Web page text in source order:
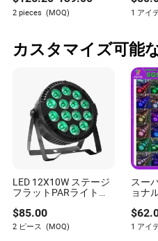
ーザーライトクラブバ
ーイベントレーザーラ
2 pieces (MOQ)
ケデ
グ
1 アイ
カスタマイズ可能
LED 12X10W ステージ
フラットPARライト
コパーティーウェディ
ング用
$85.00
2 ピース (MOQ)
スー
ョナ
ライ
DJ ラ
$
1 アイ